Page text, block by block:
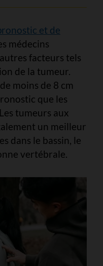
et de
médecins
facteurs tels
de la tumeur.
moins de 8 cm
que les
tumeurs aux
un meilleur
dans le bassin, le
vertébrale.